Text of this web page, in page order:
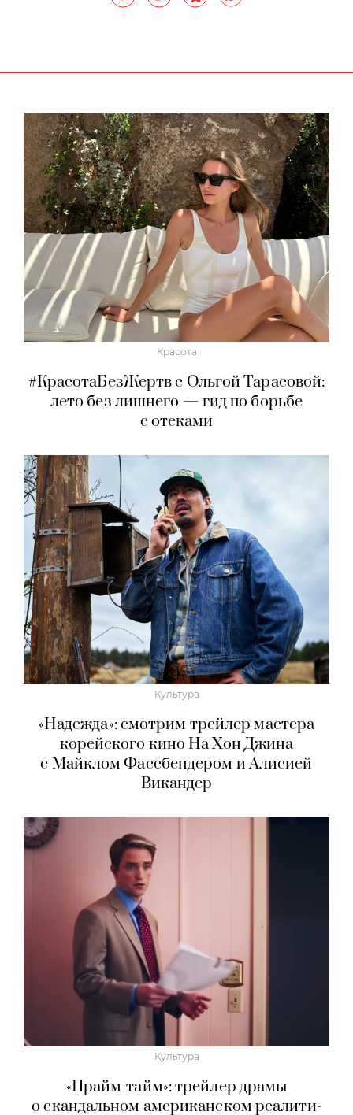
Красота
#КрасотаБезЖертв с Ольгой Тарасовой:
лето без лишнего — гид по борьбе
с отеками
Культура
«Надежда»: смотрим трейлер мастера
корейского кино На Хон Джина
с Майклом Фассбендером и Алисией
Викандер
Культура
«Прайм-тайм»: трейлер драмы
о скандальном американском реалити-